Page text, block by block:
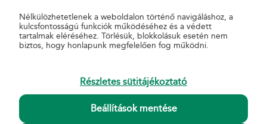
Nélkülözhetetlenek a weboldalon történő navigáláshoz, a
kulcsfontosságú funkciók működéséhez és a védett
tartalmak eléréséhez. Törlésük, blokkolásuk esetén nem
biztos, hogy honlapunk megfelelően fog működni.
Részletes sütitájékoztató
Beállítások mentése